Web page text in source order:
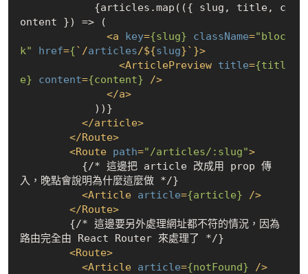
ontent }) => (
<a key={slug} className="bloc
k"
href={`/articles/${slug}`}>
<ArticlePreview title={titl
e}
content={content} />
</a>
</article>
</Route>
<Route path="/articles/:slug">
入，晚點會說明為什麼這麼做 */}
<Article article={article} />
</Route>
路由完全由 React Router 來處理了 */}
<Route>
<Article article={notFound} />